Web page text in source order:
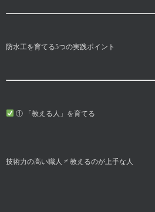
防水工を育てる5つの実践ポイント
① 「教える人」を育てる
技術力の高い職人 ≠ 教えるのが上手な人